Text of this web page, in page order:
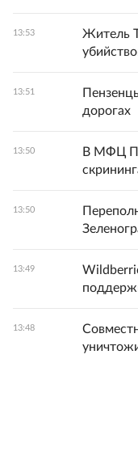
13:53
Житель
13:51
дорогах
13:50
В МФЦ
13:50
13:49
13:48